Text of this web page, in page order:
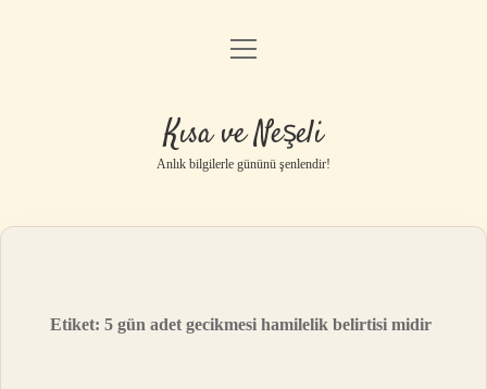
Anasayfa
Yasal Uyarı
menüyü
Kısa ve Neşeli
Anlık bilgilerle gününü şenlendir!
Etiket:5 gün adet gecikmesi hamilelik belirtisi midir